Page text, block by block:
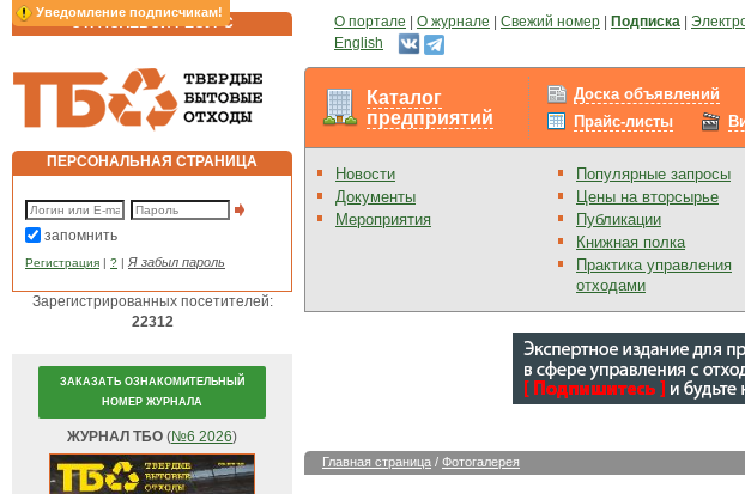
Уведомление подписчикам!
ОТРАСЛЕВОЙ РЕСУРС О портале О журнале Свежий номер Подписка
English
ПЕРСОНАЛЬНАЯ СТРАНИЦА
запомнить
Регистрация | ? | Я забыл пароль
Зарегистрированных посетителей:
22312
ЗАКАЗАТЬ ОЗНАКОМИТЕЛЬНЫЙ
НОМЕР ЖУРНАЛА
ЖУРНАЛ ТБО (№6 2026)
Каталог
предприятий
Доска объявлений
Прайс-листы
Новости
Документы
Мероприятия
Популярные запросы
Цены на вторсырье
Публикации
Книжная полка
Практика управления
отходами
Главная страница / Фотогалерея